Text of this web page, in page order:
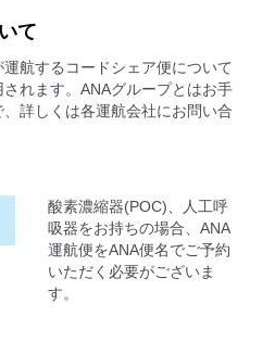
て
航するコードシェア便について
れます。ANAグループとはお手
詳しくは各運航会社にお問い合
酸素濃縮器(POC)、人工呼
吸器をお持ちの場合、ANA
運航便をANA便名でご予約
いただく必要がございま
す。